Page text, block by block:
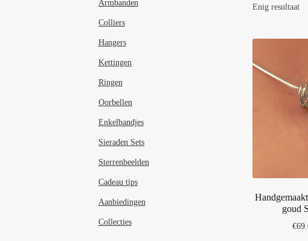
Enig resultaat
goud
€
Armbanden
Colliers
Hangers
Kettingen
Ringen
Oorbellen
Enkelbandjes
Sieraden Sets
Sterrenbeelden
Cadeau tips
Aanbiedingen
Collecties